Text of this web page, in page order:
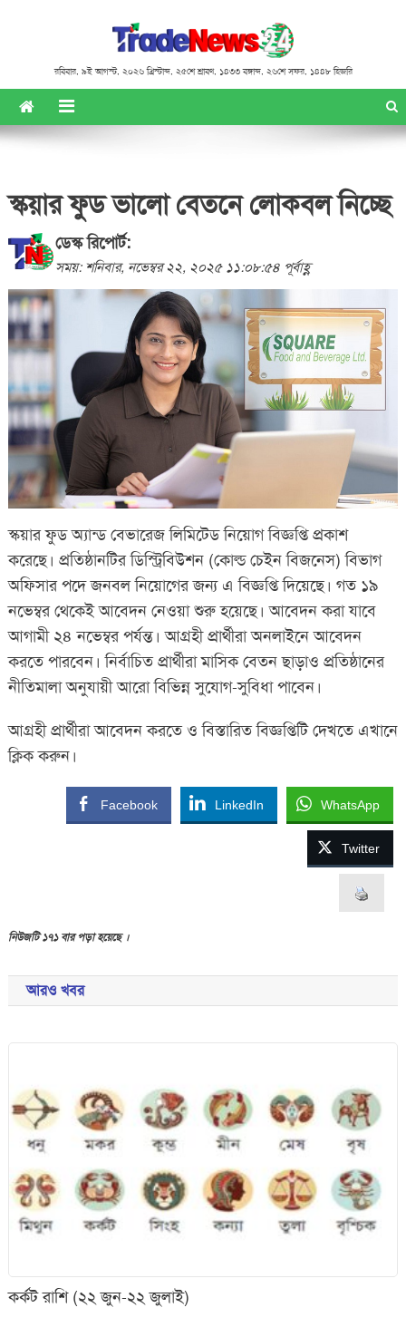
রবিবার, ৯ই আগস্ট, ২০২৬ খ্রিস্টাব্দ, ২৫শে শ্রাবণ, ১৪৩৩ বঙ্গাব্দ, ২৬শে সফর, ১৪৪৮ হিজরি
স্কয়ার ফুড ভালো বেতনে লোকবল নিচ্ছে
ডেস্ক রিপোর্ট:
সময়: শনিবার, নভেম্বর ২২, ২০২৫ ১১:০৮:৫৪ পূর্বাহ্ণ
স্কয়ার ফুড অ্যান্ড বেভারেজ লিমিটেড নিয়োগ বিজ্ঞপ্তি প্রকাশ
করেছে। প্রতিষ্ঠানটির ডিস্ট্রিবিউশন (কোল্ড চেইন বিজনেস) বিভাগ
অফিসার পদে জনবল নিয়োগের জন্য এ বিজ্ঞপ্তি দিয়েছে। গত ১৯
নভেম্বর থেকেই আবেদন নেওয়া শুরু হয়েছে। আবেদন করা যাবে
আগামী ২৪ নভেম্বর পর্যন্ত। আগ্রহী প্রার্থীরা অনলাইনে আবেদন
করতে পারবেন। নির্বাচিত প্রার্থীরা মাসিক বেতন ছাড়াও প্রতিষ্ঠানের
নীতিমালা অনুযায়ী আরো বিভিন্ন সুযোগ-সুবিধা পাবেন।
আগ্রহী প্রার্থীরা আবেদন করতে ও বিস্তারিত বিজ্ঞপ্তিটি দেখতে এখানে
ক্লিক করুন।
Facebook LinkedIn WhatsApp
Twitter
নিউজটি ১৭১ বার পড়া হয়েছে ।
আরও খবর
কর্কট রাশি (২২ জুন-২২ জুলাই)